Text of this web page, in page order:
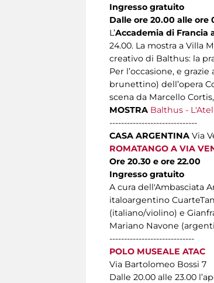
Ingresso gratuito
Dalle ore 20.00 alle ore
L’Accademia di Francia
24.00. La mostra a Villa
creativo di Balthus: la
Per l’occasione, e
brunettino) dell’opera
scena da Marcello
MOSTRA Balthus -
------------------------------
CASA ARGENTINA Via
ROMATANGO A VIA
Ore 20.30 e ore 22.00
Ingresso gratuito
A cura dell'Ambasciata
italoargentino
(italiano/violino) e
Mariano Navone
-----------------------------
POLO MUSEALE ATAC
Via Bartolomeo Bossi 7
Dalle 20.00 alle 23.00